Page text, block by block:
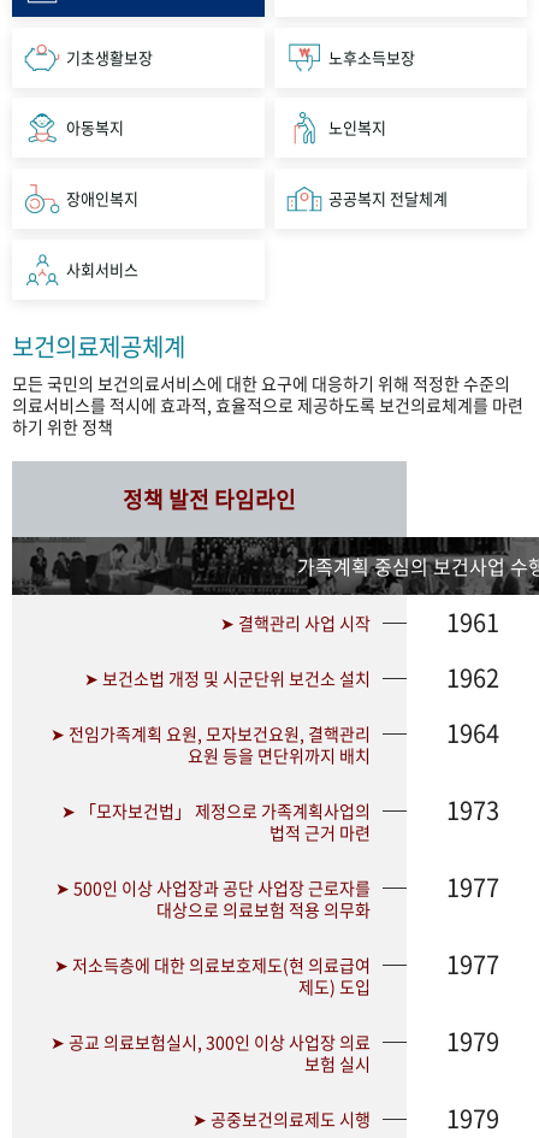
기초생활보장 노후소득보장
아동복지 노인복지
장애인복지 공공복지 전달체계
사회서비스
보건의료제공체계
모든 국민의 보건의료서비스에 대한 요구에 대응하기 위해 적정한 수준의
의료서비스를 적시에 효과적, 효율적으로 제공하도록 보건의료체계를 마련
하기 위한 정책
정책 발전 타임라인
가족계획 중심의 보건사업 수
➤ 결핵관리 사업 시작 1961
➤ 보건소법 개정 및 시군단위 보건소 설치 1962
➤ 전임가족계획 요원, 모자보건요원, 결핵관리
요원 등을 면단위까지 배치
1964
➤ 「모자보건법」 제정으로 가족계획사업의
법적 근거 마련
1973
➤ 500인 이상 사업장과 공단 사업장 근로자를
대상으로 의료보험 적용 의무화
1977
➤ 저소득층에 대한 의료보호제도(현 의료급여
제도) 도입
1977
➤ 공교 의료보험실시, 300인 이상 사업장 의료
보험 실시
1979
➤ 공중보건의료제도 시행 1979